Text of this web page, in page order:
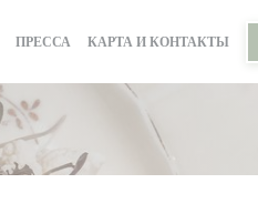
ПРЕССА КАРТА И КОНТАКТЫ